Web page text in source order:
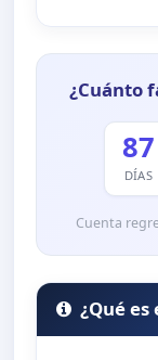
¿Cuánto
87
DÍAS
Cuenta
¿Qué